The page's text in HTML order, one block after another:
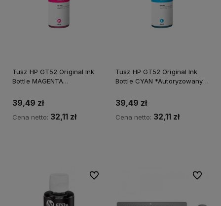
Tusz HP GT52 Original Ink
Bottle MAGENTA
39,49 zł
Cena netto: 32,11 zł
Tusz HP GT52 Original Ink
Bottle CYAN *Autoryzowany
39,49 zł
Cena netto: 32,11 zł
Do ulubionych Do